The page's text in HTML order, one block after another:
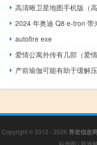
高清晰卫星地图手机版（
2024 年奥迪 Q8 e-tron 带
autofire exe
爱情公寓外传有几部（爱
产前瑜伽可能有助于缓解
Copyright © 2012 - 2026 养老信息网